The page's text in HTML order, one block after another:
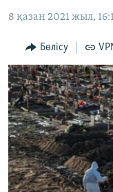
main
to
Search
АДАМ
ӘЛЕУМЕТ
ӘЛЕМ
АРНАЙЫ
Русский
ЖАЗЫЛЫҢЫЗ
8 қазан 2021 жыл,
Бөлісу